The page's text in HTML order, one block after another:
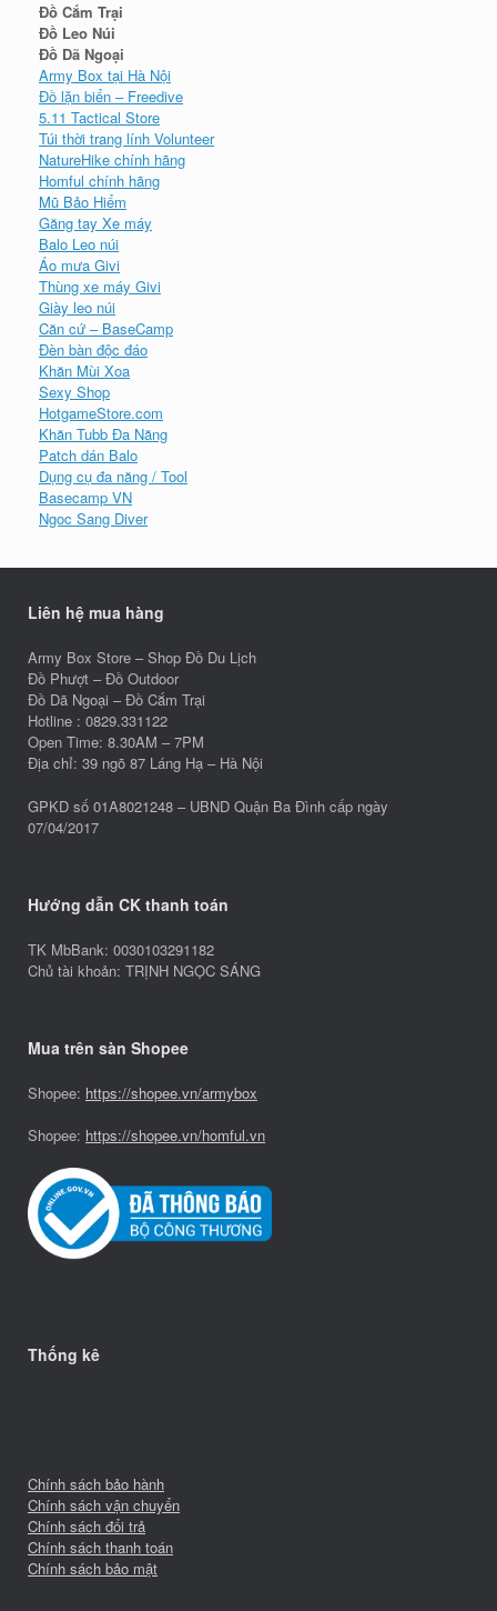
Đồ Cắm Trại
Đồ Leo Núi
Đồ Dã Ngoại
Army Box tại Hà Nội
Đồ lặn biển – Freedive
5.11 Tactical Store
Túi thời trang lính Volunteer
NatureHike chính hãng
Homful chính hãng
Mũ Bảo Hiểm
Găng tay Xe máy
Balo Leo núi
Áo mưa Givi
Thùng xe máy Givi
Giày leo núi
Căn cứ – BaseCamp
Đèn bàn độc đáo
Khăn Mùi Xoa
Sexy Shop
HotgameStore.com
Khăn Tubb Đa Năng
Patch dán Balo
Dụng cụ đa năng / Tool
Basecamp VN
Ngoc Sang Diver
Liên hệ mua hàng
Army Box Store – Shop Đồ Du Lịch
Đồ Phượt – Đồ Outdoor
Đồ Dã Ngoại – Đồ Cắm Trại
Hotline : 0829.331122
Open Time: 8.30AM – 7PM
Địa chỉ: 39 ngõ 87 Láng Hạ – Hà Nội
GPKD số 01A8021248 – UBND Quận Ba Đình cấp ngày
07/04/2017
Hướng dẫn CK thanh toán
TK MbBank: 0030103291182
Chủ tài khoản: TRỊNH NGỌC SÁNG
Mua trên sàn Shopee
Shopee: https://shopee.vn/armybox
Shopee: https://shopee.vn/homful.vn
Thống kê
Chính sách bảo hành
Chính sách vận chuyển
Chính sách đổi trả
Chính sách thanh toán
Chính sách bảo mật